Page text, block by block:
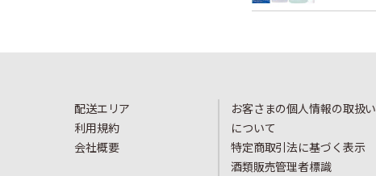
配送エリア
利用規約
会社概要
お客さまの個人情報の取扱い
について
特定商取引法に基づく表示
酒類販売管理者標識